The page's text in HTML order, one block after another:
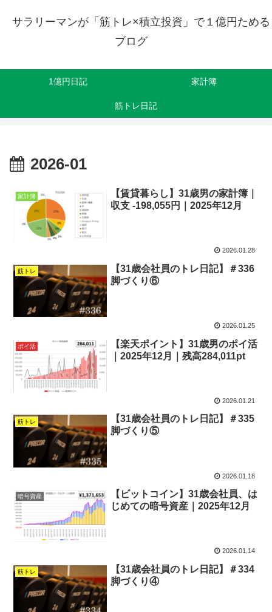
サラリーマンが「筋トレ×積立投資」で１億円ためる
ブログ
1億円日記 家計簿
筋トレ日記
2026-01
家計簿
【賃貸暮らし】31歳男の家計簿｜
収支 -198,055円｜2025年12月
2026.01.28
筋トレ
【31歳会社員のトレ日記】＃336
脚づくり⑥
2026.01.25
ポイ活
【楽天ポイント】31歳男のポイ活
｜2025年12月｜残高284,011pt
2026.01.21
筋トレ
【31歳会社員のトレ日記】＃335
脚づくり⑤
2026.01.18
暗号資産
【ビットコイン】31歳会社員、は
じめての暗号資産｜2025年12月
2026.01.14
筋トレ
【31歳会社員のトレ日記】＃334
脚づくり④